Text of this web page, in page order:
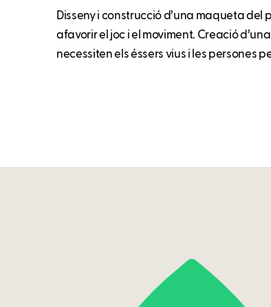
Disseny i construcció d’una maqueta
afavorir el joc i el moviment. Creació
necessiten els éssers vius i les persones